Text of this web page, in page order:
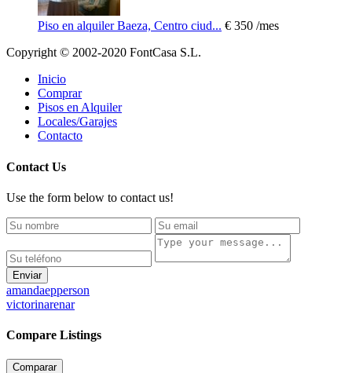
Piso en alquiler Baeza, Centro ciud... € 350 /mes
Copyright © 2002-2020 FontCasa S.L.
Inicio
Comprar
Pisos en Alquiler
Locales/Garajes
Contacto
Contact Us
Use the form below to contact us!
Enviar
amandaepperson
victorinarenar
Compare Listings
Comparar